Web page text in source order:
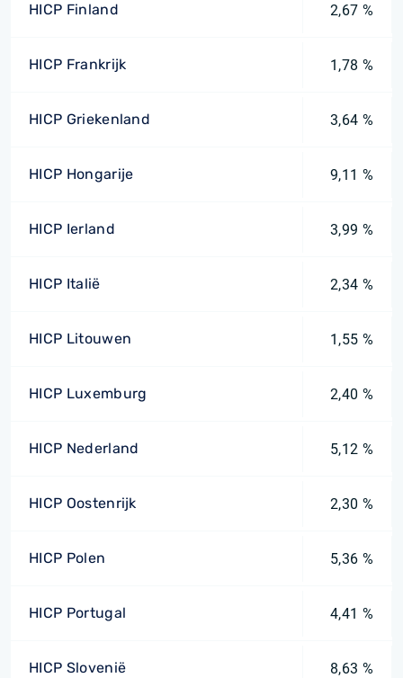
HICP Finland 2,67 %
HICP Frankrijk 1,78 %
HICP Griekenland 3,64 %
HICP Hongarije 9,11 %
HICP Ierland 3,99 %
HICP Italië 2,34 %
HICP Litouwen 1,55 %
HICP Luxemburg 2,40 %
HICP Nederland 5,12 %
HICP Oostenrijk 2,30 %
HICP Polen 5,36 %
HICP Portugal 4,41 %
HICP Slovenië 8,63 %